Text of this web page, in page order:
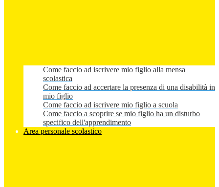
Come faccio ad iscrivere mio figlio alla mensa
scolastica
Come faccio ad accertare la presenza di una disabilità in
mio figlio
Come faccio ad iscrivere mio figlio a scuola
Come faccio a scoprire se mio figlio ha un disturbo
specifico dell'apprendimento
Area personale scolastico